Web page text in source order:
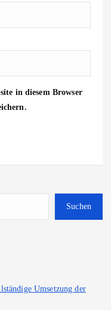
in diesem Browser
Suchen
Umsetzung der